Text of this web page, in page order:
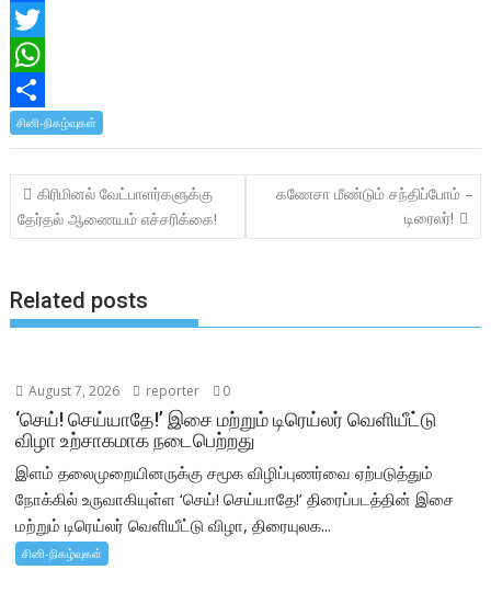
F
a
c
e
o
T
w
e
W
h
s
p
Sசினி-நிகழ்வுகள்
Post
navigation
கிரிமினல் வேட்பாளர்களுக்கு
தேர்தல் ஆணையம் எச்சரிக்கை!
கணேசா மீண்டும் சந்திப்போம் –
டிரைலர்!
Related posts
August 7, 2026 reporter 0
‘செய்! செய்யாதே!’ இசை மற்றும் டிரெய்லர் வெளியீட்டு
விழா உற்சாகமாக நடைபெற்றது
இளம் தலைமுறையினருக்கு சமூக விழிப்புணர்வை ஏற்படுத்தும்
நோக்கில் உருவாகியுள்ள ‘செய்! செய்யாதே!’ திரைப்படத்தின் இசை
மற்றும் டிரெய்லர் வெளியீட்டு விழா, திரையுலக...
சினி-நிகழ்வுகள்